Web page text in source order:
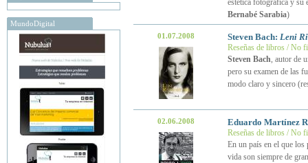
MundoDigital
estética fotográfica y su
Bernabé Sarabia)
01.07.2008 Steven Bach: Leni
Reseñas de libros / No
Steven Bach, autor de
pero su examen de las
modo claro y sincero
02.06.2008 Eduardo Martínez
Reseñas de libros / No
En un país en el que los
vida son siempre de